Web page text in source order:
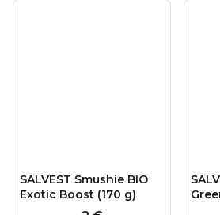
SALVEST Smushie BIO
Exotic Boost (170 g)